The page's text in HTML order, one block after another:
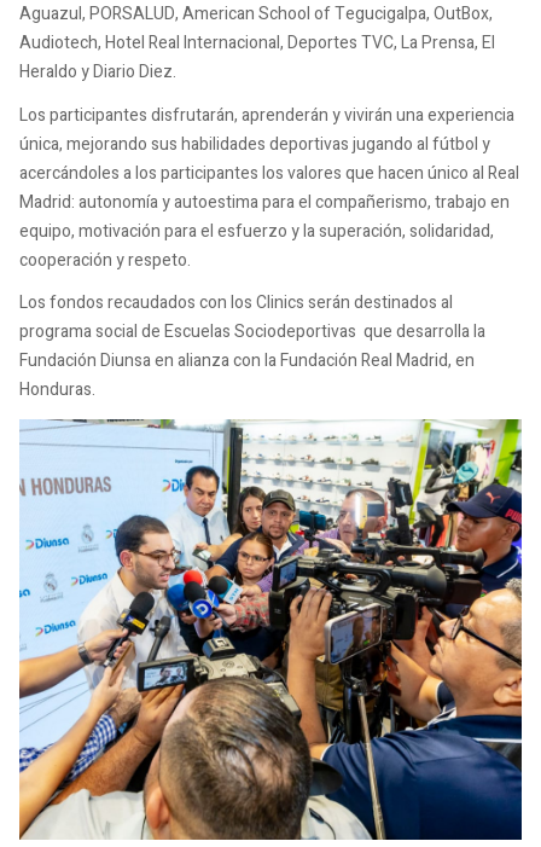
Aguazul, PORSALUD, American School of Tegucigalpa, OutBox,
Audiotech, Hotel Real Internacional, Deportes TVC, La Prensa, El
Heraldo y Diario Diez.
Los participantes disfrutarán, aprenderán y vivirán una experiencia
única, mejorando sus habilidades deportivas jugando al fútbol y
acercándoles a los participantes los valores que hacen único al Real
Madrid: autonomía y autoestima para el compañerismo, trabajo en
equipo, motivación para el esfuerzo y la superación, solidaridad,
cooperación y respeto.
Los fondos recaudados con los Clinics serán destinados al
programa social de Escuelas Sociodeportivas que desarrolla la
Fundación Diunsa en alianza con la Fundación Real Madrid, en
Honduras.